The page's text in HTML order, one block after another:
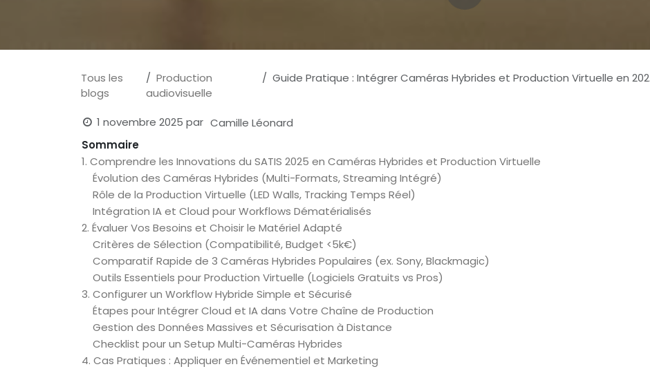
Tous les
blogs
Production
audiovisuelle
Guide Pratique : Intégrer Caméras Hybrides et Production Virtuelle en 2025 Sans Complexité
1 novembre 2025 par Camille Léonard
Sommaire
1. Comprendre les Innovations du SATIS 2025 en Caméras Hybrides et Production Virtuelle
Évolution des Caméras Hybrides (Multi-Formats, Streaming Intégré)
Rôle de la Production Virtuelle (LED Walls, Tracking Temps Réel)
Intégration IA et Cloud pour Workflows Dématérialisés
2. Évaluer Vos Besoins et Choisir le Matériel Adapté
Critères de Sélection (Compatibilité, Budget <5k€)
Comparatif Rapide de 3 Caméras Hybrides Populaires (ex. Sony, Blackmagic)
Outils Essentiels pour Production Virtuelle (Logiciels Gratuits vs Pros)
3. Configurer un Workflow Hybride Simple et Sécurisé
Étapes pour Intégrer Cloud et IA dans Votre Chaîne de Production
Gestion des Données Massives et Sécurisation à Distance
Checklist pour un Setup Multi-Caméras Hybrides
4. Cas Pratiques : Appliquer en Événementiel et Marketing